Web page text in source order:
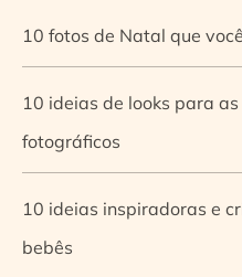
10 fotos de Natal que
10 ideias de looks para
fotográficos
10 ideias inspiradoras e
bebês